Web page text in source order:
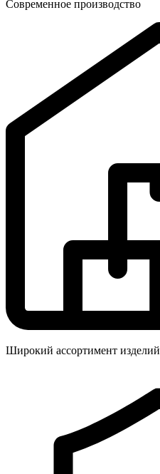
Современное производство
Широкий ассортимент изделий